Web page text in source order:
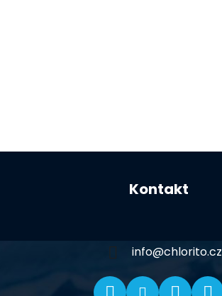
Kontakt
info@chlorito.cz